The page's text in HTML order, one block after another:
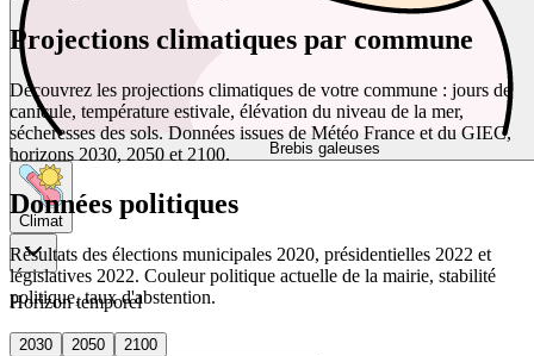
Brebis galeuses
Climat
Horizon temporel
2030 2050
2100
Projections climatiques par commune
Découvrez les projections climatiques de votre commune : jours de
canicule, température estivale, élévation du niveau de la mer,
sécheresses des sols. Données issues de Météo France et du GIEC,
horizons 2030, 2050 et 2100.
Données politiques
Résultats des élections municipales 2020, présidentielles 2022 et
législatives 2022. Couleur politique actuelle de la mairie, stabilité
politique, taux d'abstention.